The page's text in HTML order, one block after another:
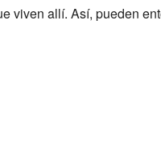
viven allí. Así, pueden